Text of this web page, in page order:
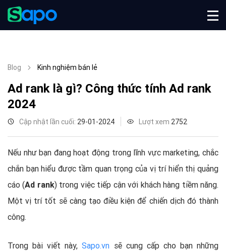
Blog Kinh nghiệm bán lẻ
Ad rank là gì? Công thức tính Ad rank
2024
Cập nhật lần cuối: 29-01-2024 Lượt xem 2752
Nếu như bạn đang hoạt động trong lĩnh vực marketing, chắc
chắn bạn hiểu được tầm quan trọng của vị trí hiển thị quảng
cáo (Ad rank) trong việc tiếp cận với khách hàng tiềm năng.
Một vị trí tốt sẽ càng tạo điều kiện để chiến dịch đó thành
công.
Trong bài viết này,Sapo.vn sẽ cung cấp cho bạn những